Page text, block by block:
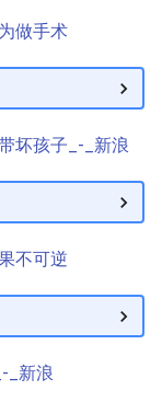
做手术
坏孩子_-_新浪
不可逆
_新浪